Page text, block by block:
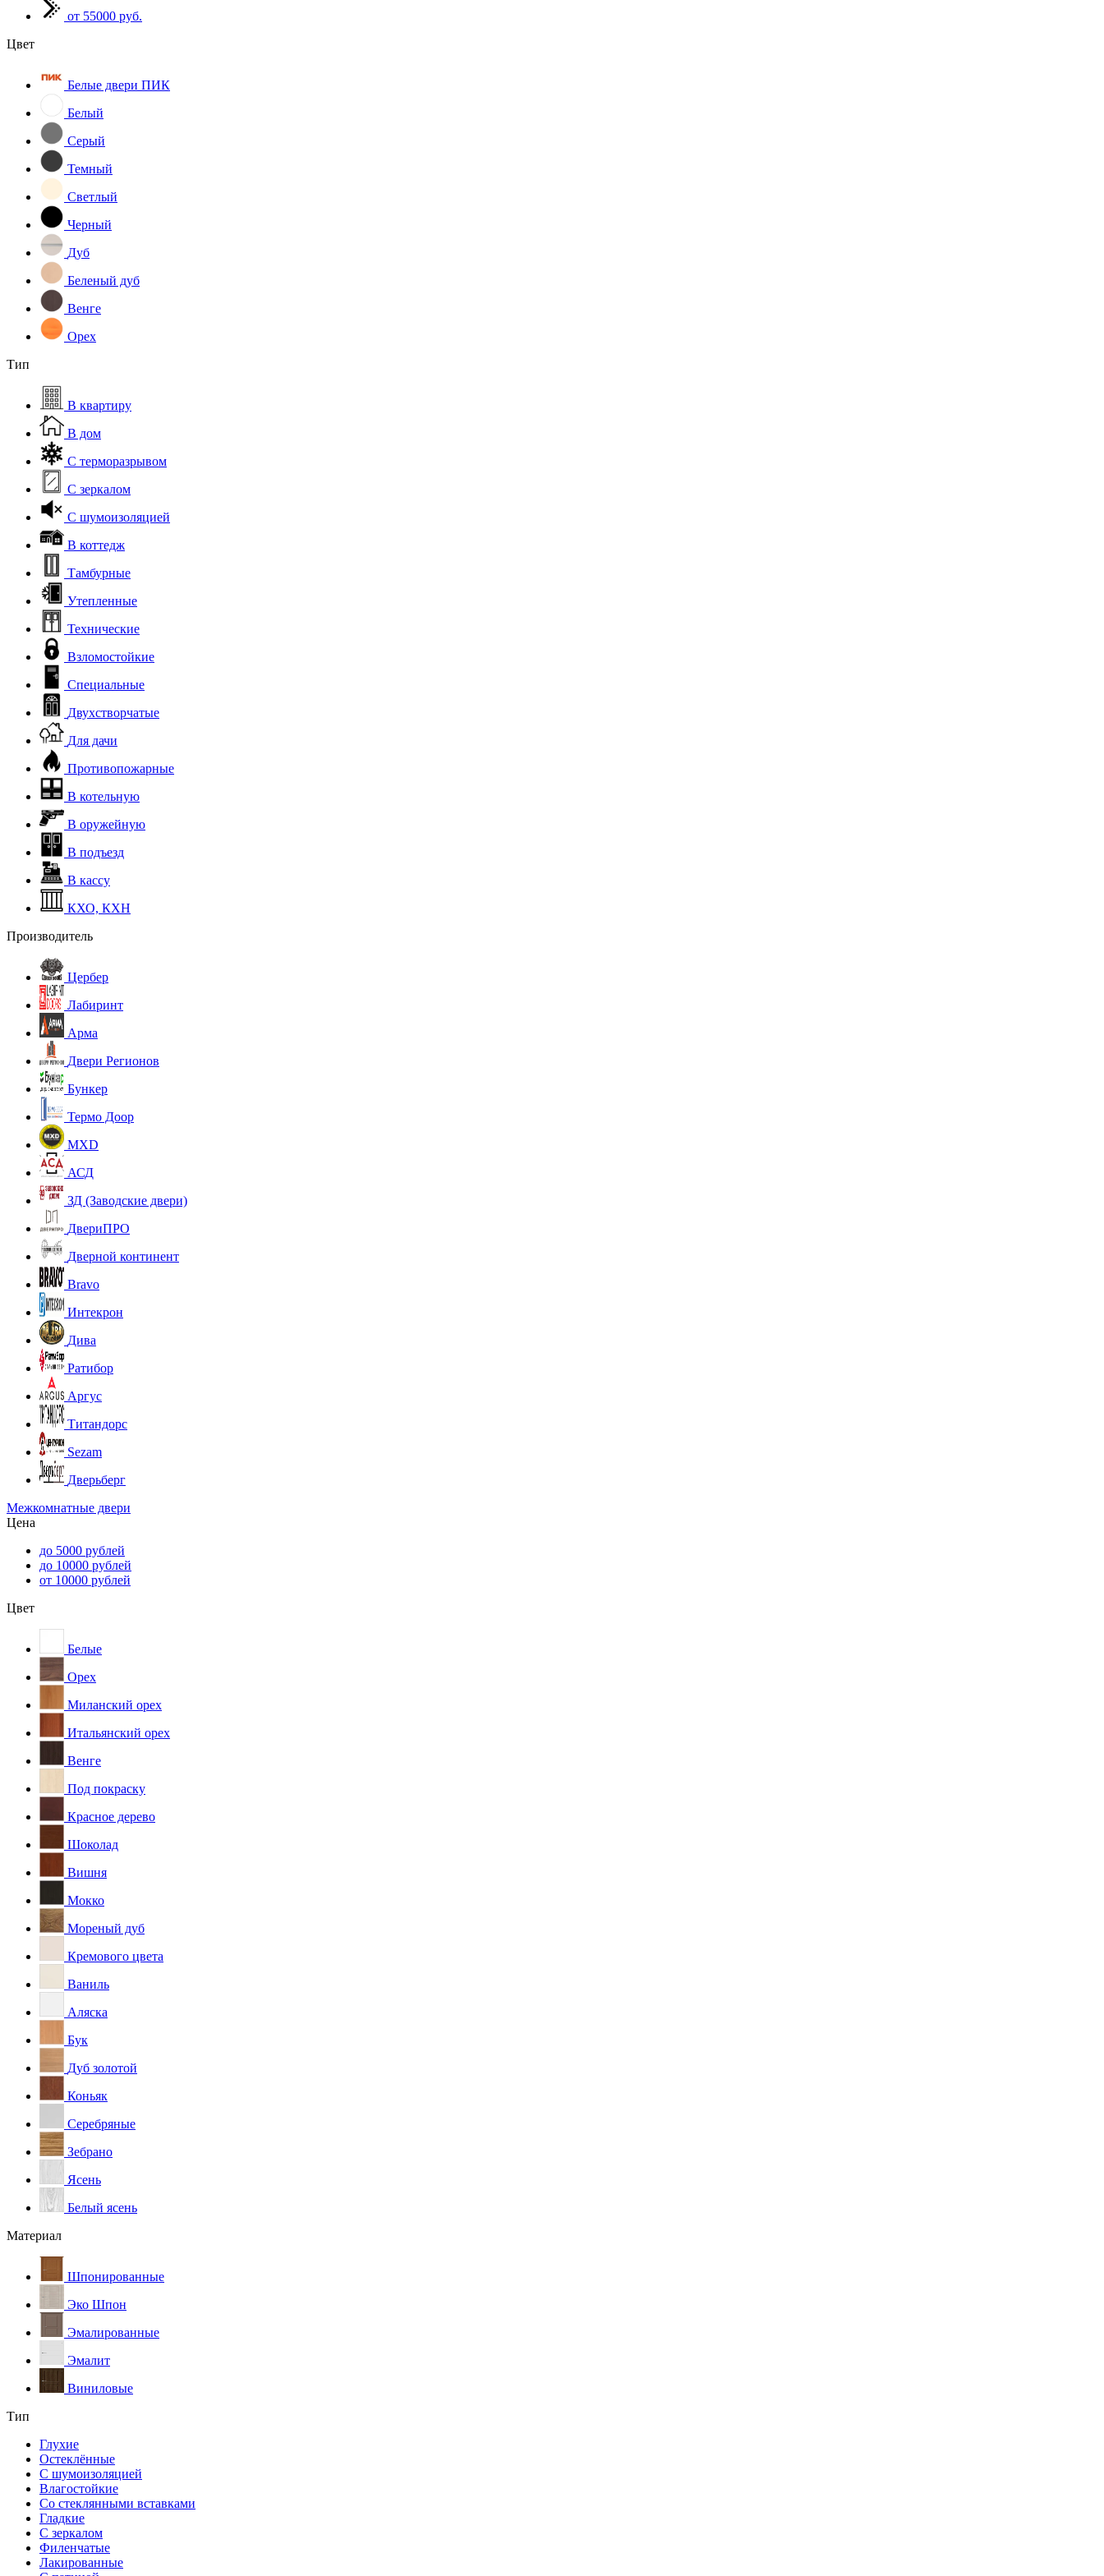
от 55000 руб.
Цвет
Белые двери ПИК
Белый
Серый
Темный
Светлый
Черный
Дуб
Беленый дуб
Венге
Орех
Тип
В квартиру
В дом
С терморазрывом
С зеркалом
С шумоизоляцией
В коттедж
Тамбурные
Утепленные
Технические
Взломостойкие
Специальные
Двухстворчатые
Для дачи
Противопожарные
В котельную
В оружейную
В подъезд
В кассу
КХО, КХН
Производитель
Цербер
Лабиринт
Арма
Двери Регионов
Бункер
Термо Доор
MXD
АСД
ЗД (Заводские двери)
ДвериПРО
Дверной континент
Bravo
Интекрон
Дива
Ратибор
Аргус
Титандорс
Sezam
Дверьберг
Межкомнатные двери
Цена
до 5000 рублей
до 10000 рублей
от 10000 рублей
Цвет
Белые
Орех
Миланский орех
Итальянский орех
Венге
Под покраску
Красное дерево
Шоколад
Вишня
Мокко
Мореный дуб
Кремового цвета
Ваниль
Аляска
Бук
Дуб золотой
Коньяк
Серебряные
Зебрано
Ясень
Белый ясень
Материал
Шпонированные
Эко Шпон
Эмалированные
Эмалит
Виниловые
Тип
Глухие
Остеклённые
С шумоизоляцией
Влагостойкие
Со стеклянными вставками
Гладкие
С зеркалом
Филенчатые
Лакированные